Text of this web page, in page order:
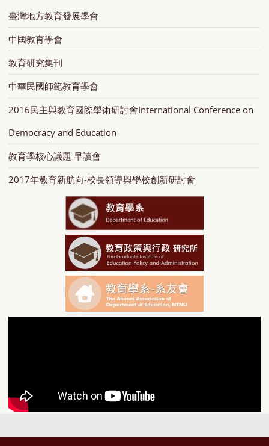
臺灣地方教育發展學會
中國教育學會
教育研究集刊
中華民國師範教育學會
2016民主與教育國際學術研討會International Conference on
Democracy and Education
教育學核心議題 早讀會
2017年教育新航向-校長領導與學校創新研討會